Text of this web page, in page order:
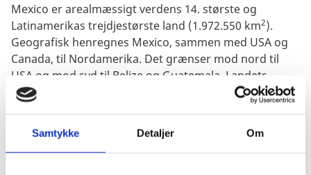
Samtykke Detaljer Om
Mexico er arealmæssigt verdens 14. største og
Latinamerikas trejdjestørste land (1.972.550 km2).
Geografisk henregnes Mexico, sammen med USA og
Canada, til Nordamerika. Det grænser mod nord til
USA og mod syd til Belize og Guatemala. Landets
beliggenhed mellem ca. 14 og 32 grader nordlig
bredde samt de stærkt varierende højdeforhold
medfører, at klimaet veksler fra tropisk og subtropisk
ved kysten til tempereret i højlandet.